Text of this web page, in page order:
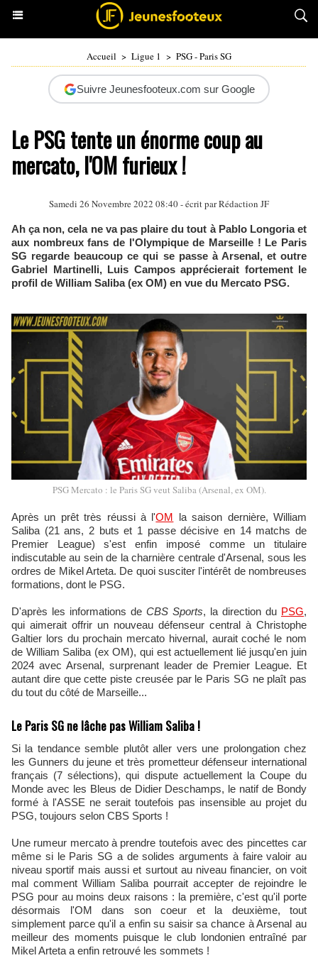
Accueil > Ligue 1 > PSG - Paris SG
Suivre Jeunesfooteux.com sur Google
Le PSG tente un énorme coup au
mercato, l'OM furieux !
Samedi 26 Novembre 2022 08:40 - écrit par Rédaction JF
Ah ça non, cela ne va pas plaire du tout à Pablo Longoria et
aux nombreux fans de l'Olympique de Marseille ! Le Paris
SG regarde beaucoup ce qui se passe à Arsenal, et outre
Gabriel Martinelli, Luis Campos apprécierait fortement le
profil de William Saliba (ex OM) en vue du Mercato PSG.
PSG Mercato : le Paris SG veut Saliba (Arsenal, ex OM).
Après un prêt très réussi à l'OM la saison dernière, William
Saliba (21 ans, 2 buts et 1 passe décisive en 14 matchs de
Premier League) s'est enfin imposé comme un titulaire
indiscutable au sein de la charnière centrale d'Arsenal, sous les
ordres de Mikel Arteta. De quoi susciter l'intérêt de nombreuses
formations, dont le PSG.
D'après les informations de CBS Sports, la direction du PSG,
qui aimerait offrir un nouveau défenseur central à Christophe
Galtier lors du prochain mercato hivernal, aurait coché le nom
de William Saliba (ex OM), qui est actuellement lié jusqu'en juin
2024 avec Arsenal, surprenant leader de Premier League. Et
autant dire que cette piste creusée par le Paris SG ne plaît pas
du tout du côté de Marseille...
Le Paris SG ne lâche pas William Saliba !
Si la tendance semble plutôt aller vers une prolongation chez
les Gunners du jeune et très prometteur défenseur international
français (7 sélections), qui dispute actuellement la Coupe du
Monde avec les Bleus de Didier Deschamps, le natif de Bondy
formé à l'ASSE ne serait toutefois pas insensible au projet du
PSG, toujours selon CBS Sports !
Une rumeur mercato à prendre toutefois avec des pincettes car
même si le Paris SG a de solides arguments à faire valoir au
niveau sportif mais aussi et surtout au niveau financier, on voit
mal comment William Saliba pourrait accepter de rejoindre le
PSG pour au moins deux raisons : la première, c'est qu'il porte
désormais l'OM dans son coeur et la deuxième, tout
simplement parce qu'il a enfin su saisir sa chance à Arsenal au
meilleur des moments puisque le club londonien entraîné par
Mikel Arteta a enfin retrouvé les sommets !